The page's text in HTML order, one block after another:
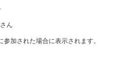
さん
加された場合に表示されます。